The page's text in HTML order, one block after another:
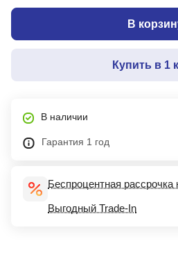
В
Купить в 1
В наличии
Гарантия 1 год
Беспроцентная
Выгодный Trade-In